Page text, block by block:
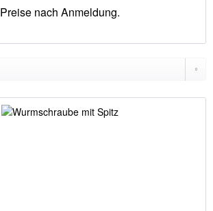
Preise nach Anmeldung.